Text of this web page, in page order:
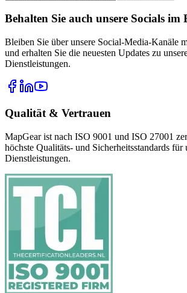
Behalten Sie auch unsere Socials im
Bleiben Sie über unsere Social-Media-Kanäle
und erhalten Sie die neuesten Updates zu
Dienstleistungen.
Qualität & Vertrauen
MapGear ist nach ISO 9001 und ISO 27001
höchste Qualitäts- und Sicherheitsstandards für
Dienstleistungen.